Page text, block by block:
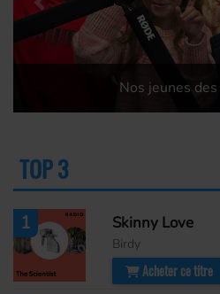
Nos jeunes
TOP 3
1 Skinny Love
Birdy
Acheter ce titre